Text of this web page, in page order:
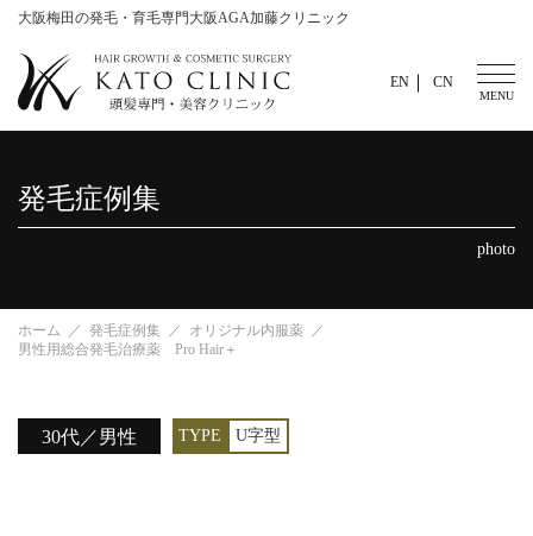
大阪梅田の発毛・育毛専門大阪AGA加藤クリニック
EN CN
発毛症例集
photo
ホーム 発毛症例集
オリジナル内服薬
男性用総合発毛治療薬 Pro Hair＋
30代／男性 TYPE U字型